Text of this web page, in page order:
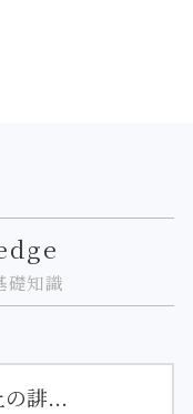
礎知識
の誹...